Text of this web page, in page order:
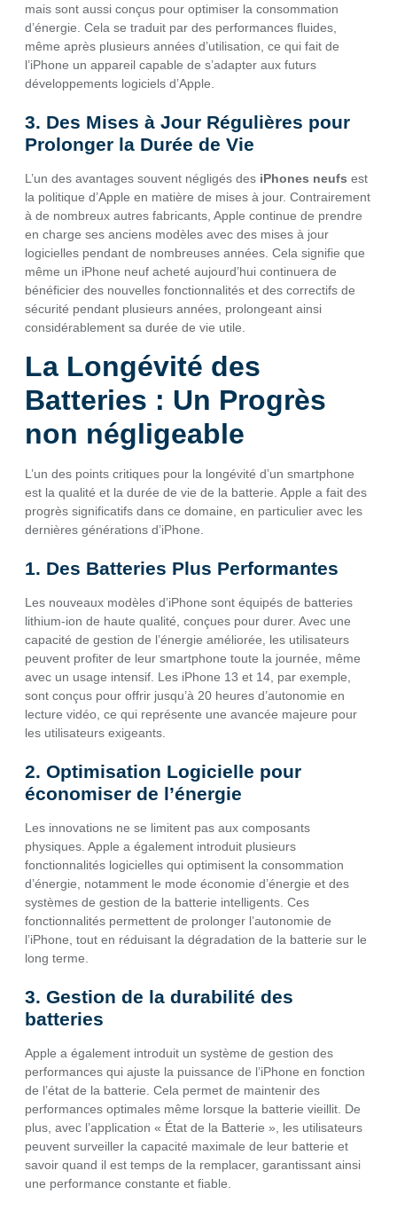
mais sont aussi conçus pour optimiser la consommation
d’énergie. Cela se traduit par des performances fluides,
même après plusieurs années d’utilisation, ce qui fait de
l’iPhone un appareil capable de s’adapter aux futurs
développements logiciels d’Apple.
3. Des Mises à Jour Régulières pour
Prolonger la Durée de Vie
L’un des avantages souvent négligés des iPhones neufs est
la politique d’Apple en matière de mises à jour. Contrairement
à de nombreux autres fabricants, Apple continue de prendre
en charge ses anciens modèles avec des mises à jour
logicielles pendant de nombreuses années. Cela signifie que
même un iPhone neuf acheté aujourd’hui continuera de
bénéficier des nouvelles fonctionnalités et des correctifs de
sécurité pendant plusieurs années, prolongeant ainsi
considérablement sa durée de vie utile.
La Longévité des
Batteries : Un Progrès
non négligeable
L’un des points critiques pour la longévité d’un smartphone
est la qualité et la durée de vie de la batterie. Apple a fait des
progrès significatifs dans ce domaine, en particulier avec les
dernières générations d’iPhone.
1. Des Batteries Plus Performantes
Les nouveaux modèles d’iPhone sont équipés de batteries
lithium-ion de haute qualité, conçues pour durer. Avec une
capacité de gestion de l’énergie améliorée, les utilisateurs
peuvent profiter de leur smartphone toute la journée, même
avec un usage intensif. Les iPhone 13 et 14, par exemple,
sont conçus pour offrir jusqu’à 20 heures d’autonomie en
lecture vidéo, ce qui représente une avancée majeure pour
les utilisateurs exigeants.
2. Optimisation Logicielle pour
économiser de l’énergie
Les innovations ne se limitent pas aux composants
physiques. Apple a également introduit plusieurs
fonctionnalités logicielles qui optimisent la consommation
d’énergie, notamment le mode économie d’énergie et des
systèmes de gestion de la batterie intelligents. Ces
fonctionnalités permettent de prolonger l’autonomie de
l’iPhone, tout en réduisant la dégradation de la batterie sur le
long terme.
3. Gestion de la durabilité des
batteries
Apple a également introduit un système de gestion des
performances qui ajuste la puissance de l’iPhone en fonction
de l’état de la batterie. Cela permet de maintenir des
performances optimales même lorsque la batterie vieillit. De
plus, avec l’application « État de la Batterie », les utilisateurs
peuvent surveiller la capacité maximale de leur batterie et
savoir quand il est temps de la remplacer, garantissant ainsi
une performance constante et fiable.